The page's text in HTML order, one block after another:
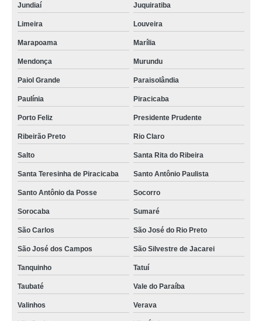
Jundiaí Juquiratiba
Limeira Louveira
Marapoama Marília
Mendonça Murundu
Paiol Grande Paraisolândia
Paulínia Piracicaba
Porto Feliz Presidente Prudente
Ribeirão Preto Rio Claro
Salto Santa Rita do Ribeira
Santa Teresinha de Piracicaba Santo Antônio Paulista
Santo Antônio da Posse Socorro
Sorocaba Sumaré
São Carlos São José do Rio Preto
São José dos Campos São Silvestre de Jacarei
Tanquinho Tatuí
Taubaté Vale do Paraíba
Valinhos Verava